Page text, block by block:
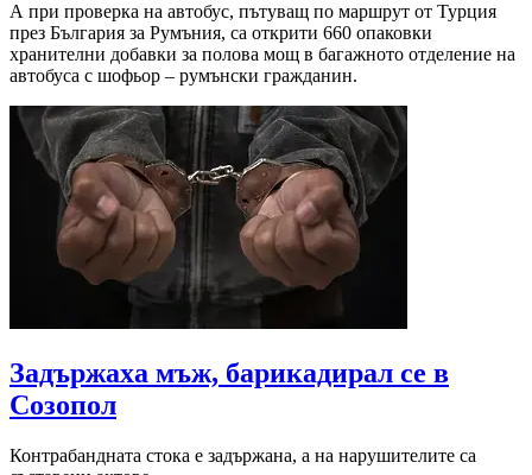
А при проверка на автобус, пътуващ по маршрут от Турция
през България за Румъния, са открити 660 опаковки
хранителни добавки за полова мощ в багажното отделение на
автобуса с шофьор – румънски гражданин.
Задържаха мъж, барикадирал се в
Созопол
Контрабандната стока е задържана, а на нарушителите са